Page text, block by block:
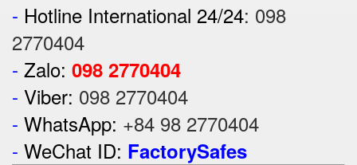
- Hotline International 24/24: 098
2770404
- Zalo: 098 2770404
- Viber: 098 2770404
- WhatsApp: +84 98 2770404
- WeChat ID: FactorySafes